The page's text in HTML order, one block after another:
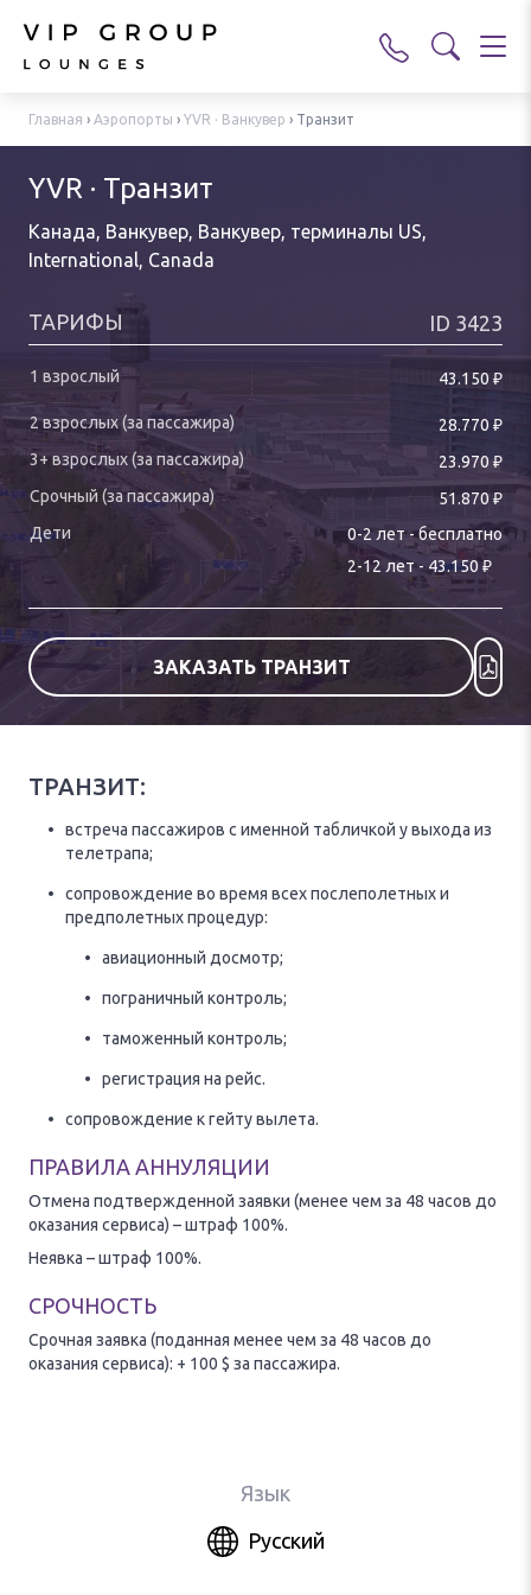
Главная › Аэропорты › YVR · Ванкувер › Транзит
YVR · Транзит
Канада, Ванкувер, Ванкувер, терминалы US,
International, Canada
ТАРИФЫ ID 3423
43.150 ₽
28.770 ₽
23.970₽
51.870₽
0-2лет-бесплатно
2-12 лет -43.150₽
ЗАКАЗАТЬ ТРАНЗИТ
ТРАНЗИТ:
встреча пассажиров с именной табличкой у выхода из
телетрапа;
сопровождение во время всех послеполетных и
предполетных процедур:
авиационный досмотр;
пограничный контроль;
таможенный контроль;
регистрация на рейс.
сопровождение к гейту вылета.
ПРАВИЛА АННУЛЯЦИИ
Отмена подтвержденной заявки (менее чем за 48 часов до
оказания сервиса) – штраф 100%.
Неявка – штраф 100%.
СРОЧНОСТЬ
Срочная заявка (поданная менее чем за 48 часов до
оказания сервиса): + 100 $ за пассажира.
Язык
Русский